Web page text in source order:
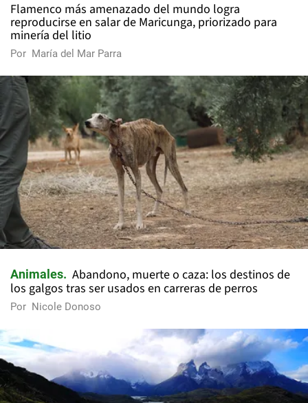
Flamenco más amenazado del mundo logra
reproducirse en salar de Maricunga, priorizado para
minería del litio
Por María del Mar Parra
Animales
Abandono, muerte o caza: los destinos de
los galgos tras ser usados en carreras de perros
Por Nicole Donoso